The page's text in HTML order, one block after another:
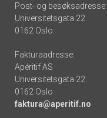
Post- og besøksadresse:
Universitetsgata 22
0162 Oslo
Fakturaadresse:
Apéritif AS
Universitetsgata 22
0162 Oslo
faktura@aperitif.no